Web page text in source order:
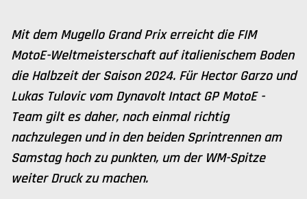
Mit dem Mugello Grand Prix erreicht die FIM
MotoE-Weltmeisterschaft auf italienischem Boden
die Halbzeit der Saison 2024. Für Hector Garzo und
Lukas Tulovic vom Dynavolt Intact GP MotoE -
Team gilt es daher, noch einmal richtig
nachzulegen und in den beiden Sprintrennen am
Samstag hoch zu punkten, um der WM-Spitze
weiter Druck zu machen.